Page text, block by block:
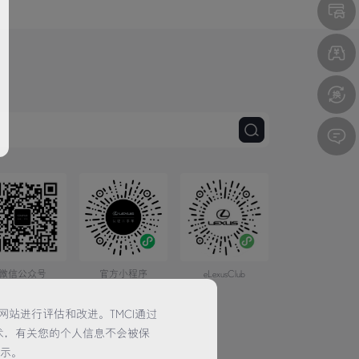
站进行评估和改进。TMCI通过
有关您的个人信息不会被保
。
信公众号 官方小程序 eLexusClub